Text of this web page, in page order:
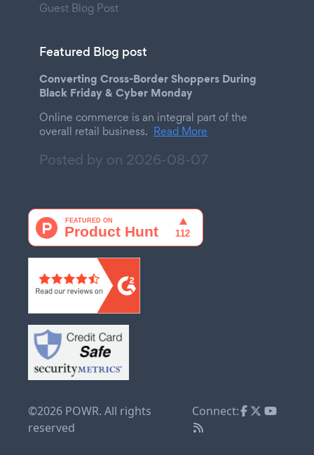
Guest Blog Post
Featured Blog post
Converting Cross-Border Shoppers During
Black Friday & Cyber Monday
Online commerce is an integral part of the
overall retail business. Read More
Posted by on 2026-08-07
©2026 POWR. All rights
reserved
Connect: